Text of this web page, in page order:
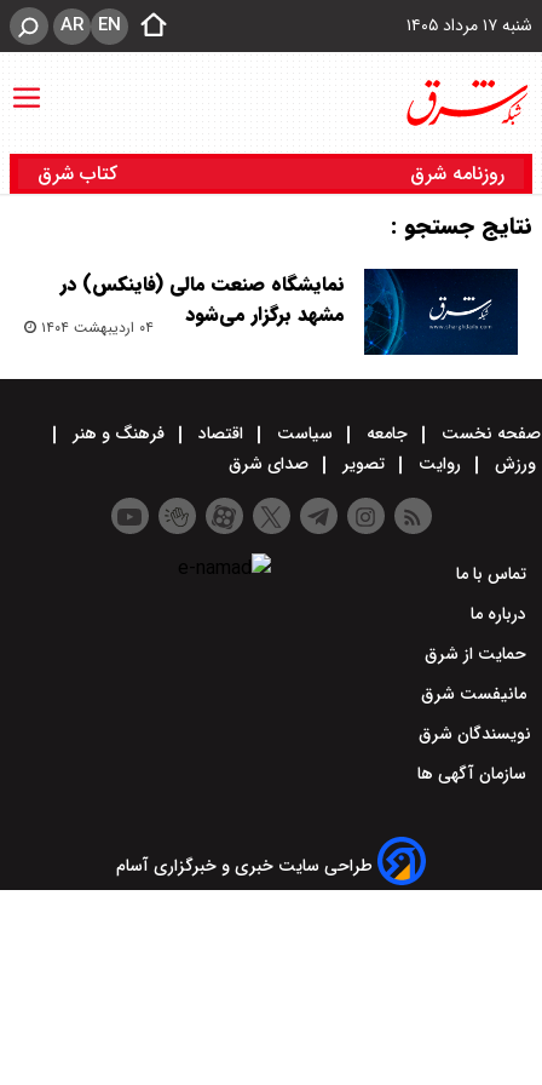
شنبه ۱۷ مرداد ۱۴۰۵ EN
AR
روزنامه شرق کتاب شرق
نتایج جستجو :
نمایشگاه صنعت مالی (فاینکس) در
مشهد برگزار می‌شود
۰۴ اردیبهشت ۱۴۰۴
صفحه نخست جامعه سیاست اقتصاد
فرهنگ و هنر
ورزش
روایت تصویر صدای شرق
تماس با ما
درباره ما
حمایت از شرق
مانیفست شرق
نویسندگان شرق
سازمان آگهی ها
طراحی سایت خبری و خبرگزاری آسام